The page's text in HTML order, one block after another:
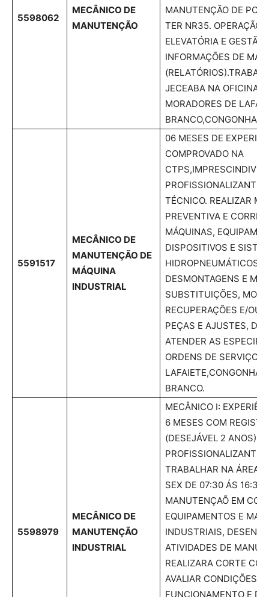
5598062
MECÂNICO DE
MANUTENÇÃO
MANUTENÇÃO DE
TER NR35. OPERAÇÃO
ELEVATÓRIA E GESTÃO
INFORMAÇÕES DE
JECEABA NA OFICINA
MORADORES DE
BRANCO,CONGONHAS
5591517
MECÂNICO DE
MANUTENÇÃO DE
MÁQUINA
INDUSTRIAL
06 MESES DE
COMPROVADO NA
CTPS,IMPRESCINDIVEL
PROFISSIONALIZANTE,
TÉCNICO. REALIZAR
PREVENTIVA E
MÁQUINAS,
DISPOSITIVOS E
HIDROPNEUMÁTICOS,
DESMONTAGENS E
SUBSTITUIÇÕES,
RECUPERAÇÕES E/OU
PEÇAS E AJUSTES, DE
ATENDER AS
ORDENS DE
BRANCO.
5598979
MECÂNICO DE
MANUTENÇÃO
INDUSTRIAL
MECÂNICO I:
6 MESES COM
(DESEJÁVEL 2 ANOS).
PROFISSIONALIZANTE
TRABALHAR NA ÁREA
SEX DE 07:30 ÁS 16:30;
MANUTENÇAÕ EM
EQUIPAMENTOS E
INDUSTRIAIS,
ATIVIDADES DE
REALIZARA CORTE
AVALIAR CONDIÇÕES
FUNCIONAMENTO E